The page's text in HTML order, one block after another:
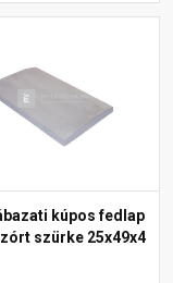
kúpos fedlap
szürke 25x49x4